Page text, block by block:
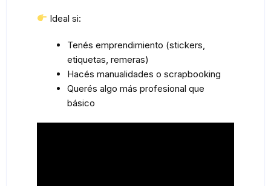
Ideal si:
Tenés emprendimiento (stickers,
etiquetas, remeras)
Hacés manualidades o scrapbooking
Querés algo más profesional que
básico